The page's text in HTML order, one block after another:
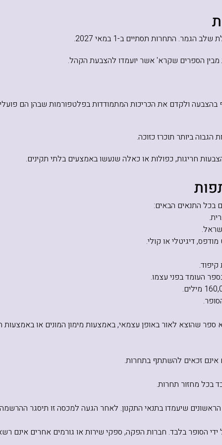
התחרות תסתיים ב-1 במאי 2027.
מבין הספרים שקרא' אשר יועמדו להצבעת הקהל.
ולקדם את הכריכות המתמודדות בפלטפורמות שבהן הם
ביותר תוכרז כזוכה.
חריגות, כפולות או כאלה שנעשו באמצעים בלתי תקינים.
בכל התנאים הבאים:
דיגיטלי או קולי.
העומד בפני עצמו.
ספר שהוצא לאור באופן עצמאי, באמצעות מימון המונים או
אינם זכאים להשתתף בתחרות.
בכל מחזור תחרות.
הסופר בלבד. חברות הפקה, ספקי שירות או גורמים אחרים אינם